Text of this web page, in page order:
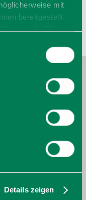
mit
bereitgestellt
nutzen.
Details zeigen